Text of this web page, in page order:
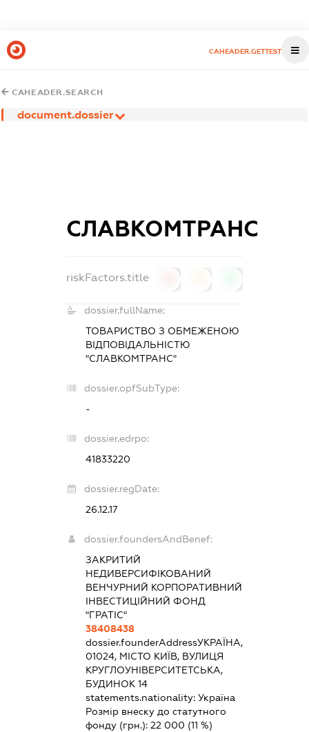
CAHEADER.GETTEST
CAHEADER.SEARCH
document.dossier
СЛАВКОМТРАНС
riskFactors.title
dossier.fullName:
ТОВАРИСТВО З ОБМЕЖЕНОЮ
ВІДПОВІДАЛЬНІСТЮ
"СЛАВКОМТРАНС"
dossier.opfSubType:
-
dossier.edrpo:
41833220
dossier.regDate:
26.12.17
dossier.foundersAndBenef:
ЗАКРИТИЙ
НЕДИВЕРСИФІКОВАНИЙ
ВЕНЧУРНИЙ КОРПОРАТИВНИЙ
ІНВЕСТИЦІЙНИЙ ФОНД
"ГРАТІС"
38408438
dossier.founderAddressУКРАЇНА,
01024, МІСТО КИЇВ, ВУЛИЦЯ
КРУГЛОУНІВЕРСИТЕТСЬКА,
БУДИНОК 14
statements.nationality:Україна
Розмір внеску до статутного
фонду (грн.):22 000 (11 %)